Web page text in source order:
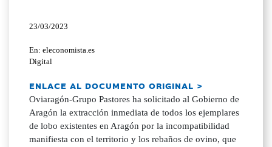
23/03/2023
En: eleconomista.es
Digital
ENLACE AL DOCUMENTO ORIGINAL >
Oviaragón-Grupo Pastores ha solicitado al Gobierno de
Aragón la extracción inmediata de todos los ejemplares
de lobo existentes en Aragón por la incompatibilidad
manifiesta con el territorio y los rebaños de ovino, que